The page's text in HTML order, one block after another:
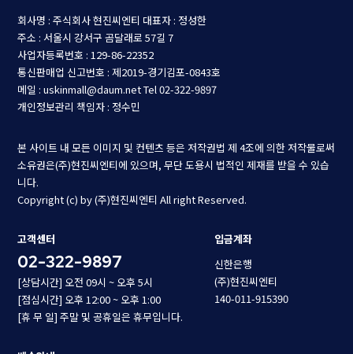
회사명 : 주식회사 현진씨엔티 대표자 : 정성한
주소 : 서울시 강서구 곰달래로 57길 7
사업자등록번호 : 129-86-22352
통신판매업 신고번호 : 제2019-경기김포-0843호
메일 : uskinmall@daum.netTel 02-322-9897
개인정보관리 책임자 : 정수민
본 사이트 내 모든 이미지 및 컨텐츠 등은 저작권법 제 4조에 의한 저작물로써
소유권은(주)현진씨엔티에 있으며, 무단 도용시 법적인 제재를 받을 수 있습
니다.
Copyright (c) by (주)현진씨엔티 All right Reserved.
고객센터
02-322-9897
[상담시간] 오전 09시 ~ 오후 5시
[점심시간] 오후 12:00 ~ 오후 1:00
[휴 무 일] 주말 및 공휴일은 휴무입니다.
입금계좌
신한은행
(주)현진씨엔티
140-011-915390